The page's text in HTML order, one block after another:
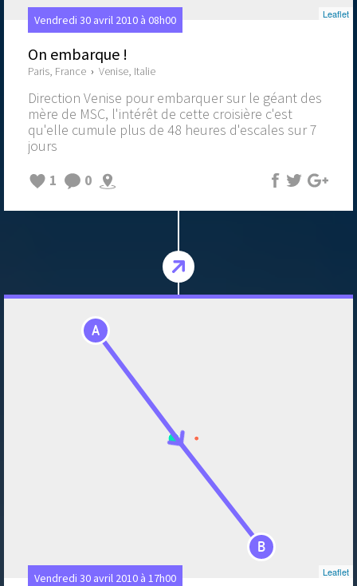
Leaflet
Vendredi 30 avril 2010 à 08h00
On embarque !
Paris, France › Venise, Italie
Direction Venise pour embarquer sur le géant des
mère de MSC, l'intérêt de cette croisière c'est
qu'elle cumule plus de 48 heures d'escales sur 7
jours
1
0
A
B
Leaflet
Vendredi 30 avril 2010 à 17h00